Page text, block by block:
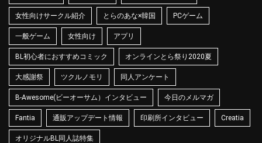
女性向けサークル紹介 とらのあな×韓国 PCゲーム
一般ゲーム 女性向け アプリ
BL初心者におすすめコミック オンラインとら祭り2020夏
大感謝祭 ツクルノモリ 同人アンケート
B-Awesome(ビーオーサム）インタビュー 今日のメルマガ
Fantia 通販アップデート情報 印刷所インタビュー Creatia
オリジナルBL同人誌特集